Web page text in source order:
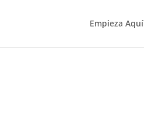
Empieza Aquí